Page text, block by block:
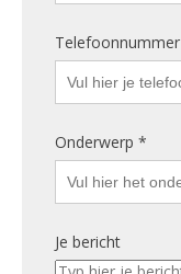
Telefoonnummer
Onderwerp *
Je bericht